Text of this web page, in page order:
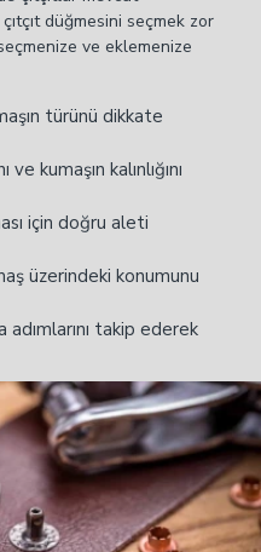
düğmesini seçmek zor
ve eklemenize
türünü dikkate
ve kumaşın kalınlığını
için doğru aleti
üzerindeki konumunu
takip ederek